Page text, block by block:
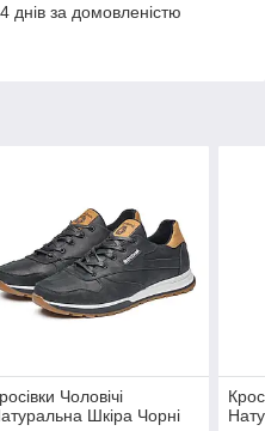
днів за домовленістю
Чоловічі
Шкіра Чорні